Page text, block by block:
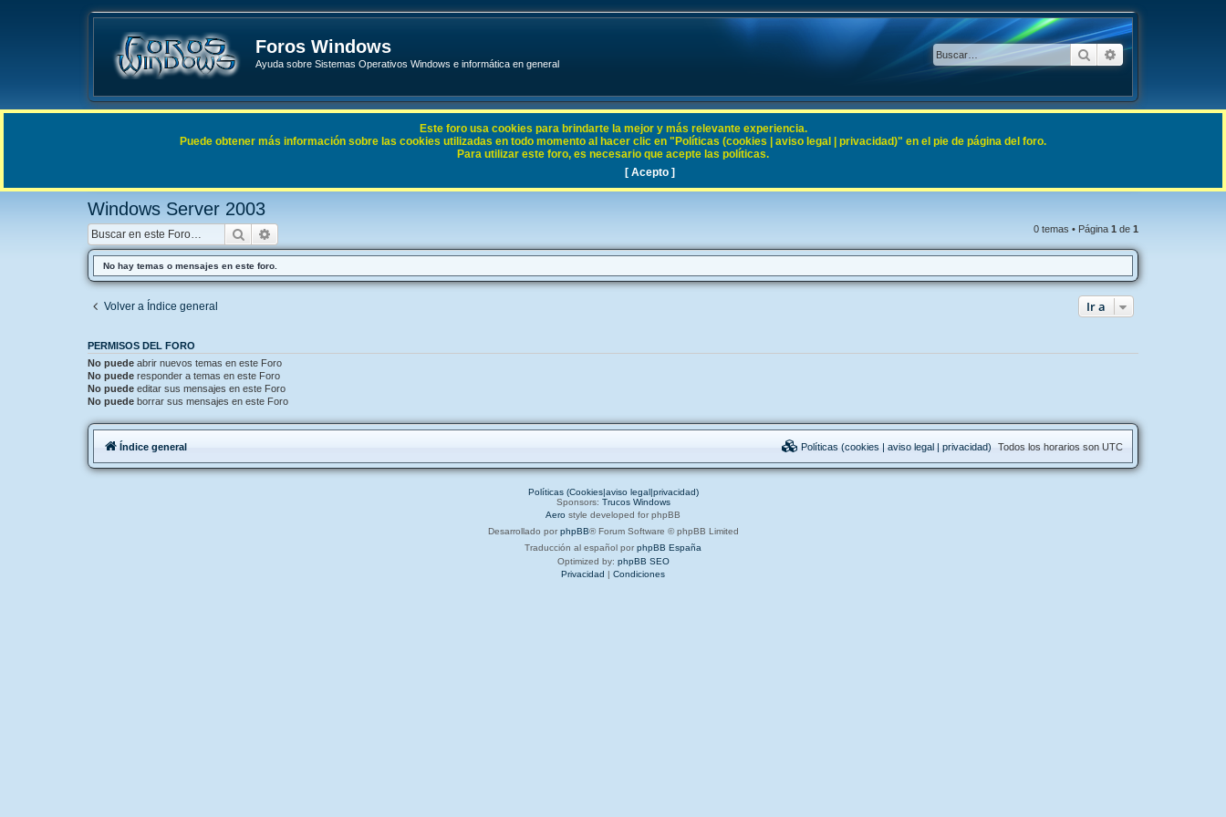
Foros Windows
Ayuda sobre Sistemas Operativos Windows e informática en general
BuscarBúsqueda
Enlaces rápidos FAQ
Windows Server 2003
Buscar 0 temas • Página 1 de 1
No hay temas o mensajes en este foro.
Volver a Índice general Ir a
PERMISOS DEL FORO
No puede abrir nuevos temas en este Foro
No puede responder a temas en este Foro
No puede editar sus mensajes en este Foro
No puede borrar sus mensajes en este Foro
Este foro usa cookies para brindarte la mejor y más relevante experiencia.
Puede obtener más información sobre las cookies utilizadas en todo momento al hacer clic en "Políticas (cookies | aviso legal | privacidad)" en el pie de página del foro.
Para utilizar este foro, es necesario que acepte las políticas.
[ Acepto ]
Índice general Todos los horarios son UTC
Políticas (cookies | aviso legal | privacidad)
Políticas (Cookies|aviso legal|privacidad)
Sponsors: Trucos Windows
Aero style developed for phpBB
Desarrollado por phpBB® Forum Software © phpBB Limited
Traducción al español por phpBB España
Optimized by: phpBB SEO
Privacidad | Condiciones